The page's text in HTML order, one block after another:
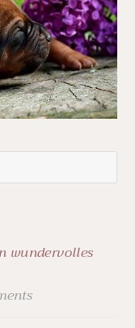
wundervolles